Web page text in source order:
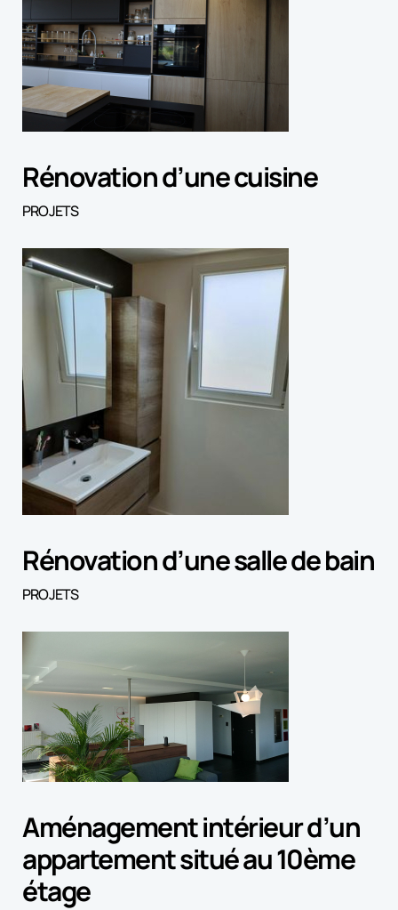
Rénovation d’une cuisine
PROJETS
Rénovation d’une salle de bain
PROJETS
Aménagement intérieur d’un
appartement situé au 10ème
étage